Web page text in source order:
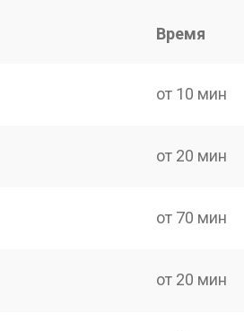
Время
от 10 мин
от 20 мин
от 70 мин
от 20 мин